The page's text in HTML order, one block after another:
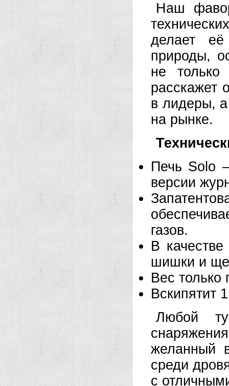
Наш
делает
природы,
не
расскажет
в лидеры,
на рынке.
Печь
версии
газов.
В качестве
шишки и
Вес
Вскипятит
Любой
желанный
среди
с